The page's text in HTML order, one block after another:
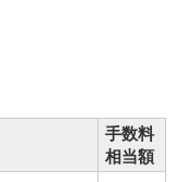
手数料
相当額